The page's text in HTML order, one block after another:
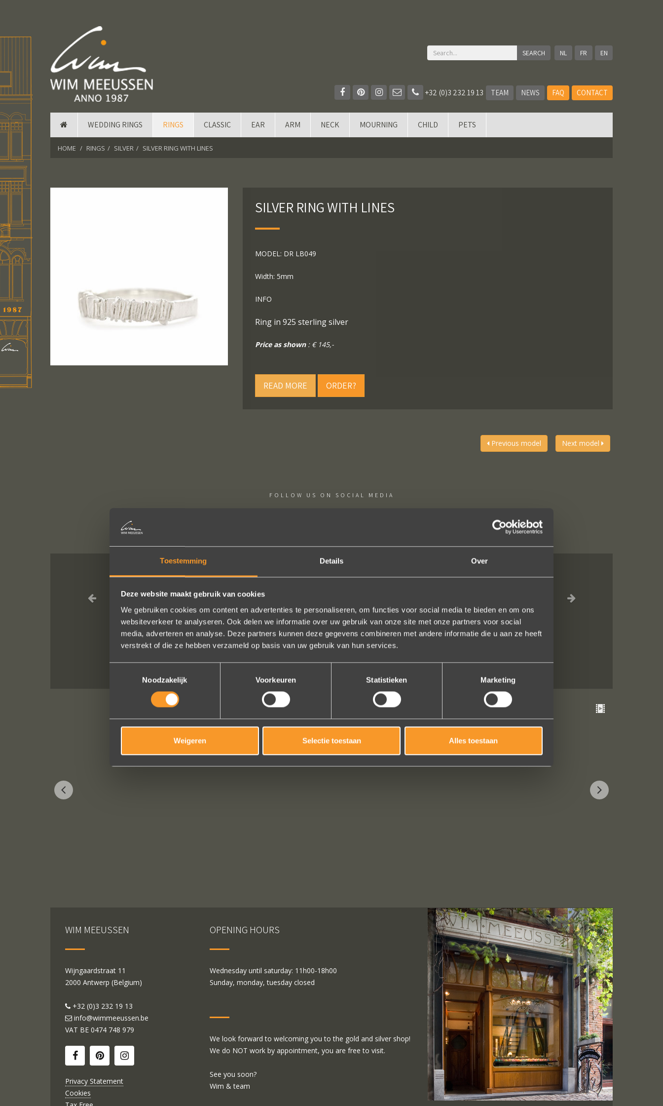
Toestemming Details Over
Deze website maakt gebruik van cookies
We gebruiken cookies om content en advertenties te personaliseren, om functies voor social media te bieden en om ons
websiteverkeer te analyseren. Ook delen we informatie over uw gebruik van onze site met onze partners voor social
media, adverteren en analyse. Deze partners kunnen deze gegevens combineren met andere informatie die u aan ze heeft
verstrekt of die ze hebben verzameld op basis van uw gebruik van hun services.
Noodzakelijk
Voorkeuren Statistieken Marketing
Weigeren Selectie toestaan Alles toestaan
NL FR EN
+32 (0)3 232 19 13 TEAM NEWS FAQ CONTACT
WEDDING RINGS RINGS CLASSIC EAR ARM NECK MOURNING CHILD PETS
HOME RINGS SILVER SILVER RING WITH LINES
SILVER RING WITH LINES
MODEL: DR LB049
Width: 5mm
INFO
Ring in 925 sterling silver
Price as shown: € 145,-
READ MORE ORDER?
Previous model Next model
FOLLOW US ON SOCIAL MEDIA
Bekijk al onze reviews
WIM MEEUSSEN
Wijngaardstraat 11
2000 Antwerp (Belgium)
+32 (0)3 232 19 13
info@wimmeeussen.be
VAT BE 0474 748 979
Privacy Statement
Cookies
OPENING HOURS
Wednesday until saturday: 11h00-18h00
Sunday, monday, tuesday closed
We look forward to welcoming you to the gold and silver shop!
We do NOT work by appointment, you are free to visit.
See you soon?
Wim & team